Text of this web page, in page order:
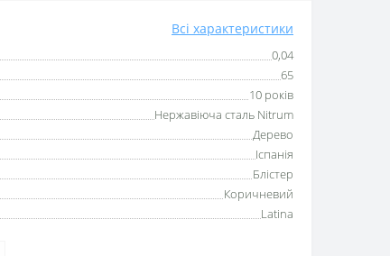
Всі характеристики
0,04
65
10 років
Нержавіюча сталь Nitrum
Дерево
Іспанія
Блістер
Коричневий
Latina